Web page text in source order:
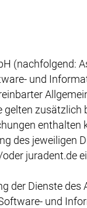
(nachfolgend:
und
des jeweiligen
juradent.de
Dienste
und